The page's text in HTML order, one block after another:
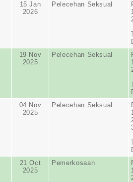
15 Jan
2026
Pelecehan Seksual
19 Nov
2025
Pelecehan Seksual
04 Nov
2025
Pelecehan Seksual
21 Oct
2025
Pemerkosaan